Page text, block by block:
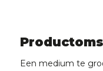
Een medium te